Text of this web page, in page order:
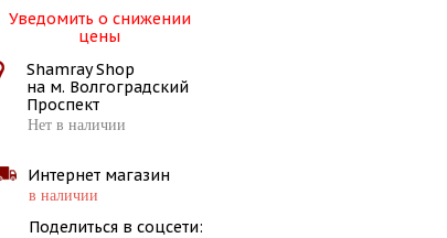
Уведомить о снижении
цены
Shamray Shop
на м. Волгоградский
Проспект
Нет в наличии
Интернет магазин
в наличии
Поделиться в соцсети: